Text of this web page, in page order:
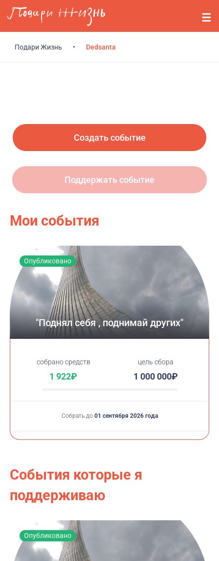
Перейти к основному содержанию
События
Войти
Подари Жизнь • Dedsanta
Создать событие
Поддержать событие
Мои события
Опубликовано
"Поднял себя , поднимай других"
cобрано средств
1 922₽
цель сбора
1 000 000₽
Собрать до 01 сентября 2026 года
События которые я
поддерживаю
Опубликовано